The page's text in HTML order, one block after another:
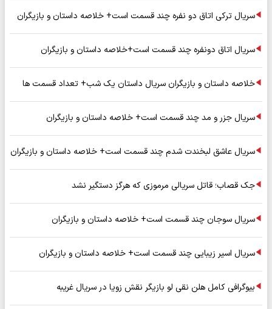
سریال ترکی اتاق دو نفره چند قسمت است+ خلاصه داستان و بازیگران
سریال اتاق دونفره چند قسمت است+خلاصه داستان و بازیگران
خلاصه داستان و بازیگران سریال داستان یک شب+ تعداد قسمت ها
سریال جزر و مد چند قسمت است+ خلاصه داستان و بازیگران
سریال عاشق لبخندت شدم چند قسمت است+ خلاصه داستان و بازیگران
جک قصاب؛ قاتل سریالی مرموزی که هرگز دستگیر نشد
سریال سوجان چند قسمت است+ خلاصه داستان و بازیگران
سریال اسیر زیبایی چند قسمت است+ خلاصه داستان و بازیگران
بیوگرافی کامل هلن نقی لو بازیگر نقش زویا در سریال غریبه